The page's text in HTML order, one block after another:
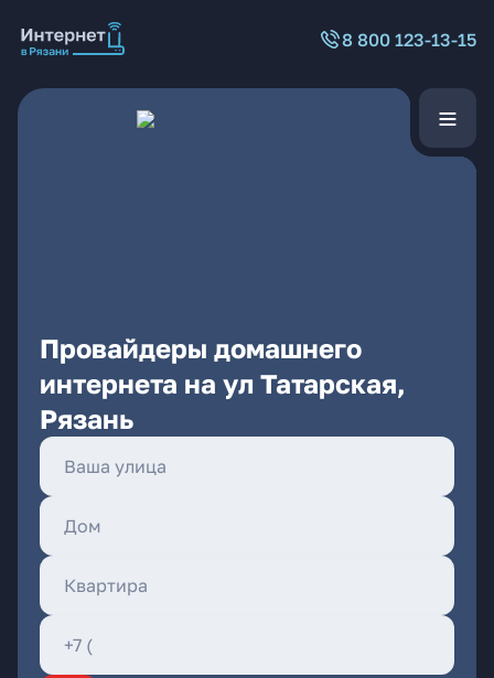
8 800 123-13-15
Провайдеры домашнего
интернета на ул Татарская,
Рязань